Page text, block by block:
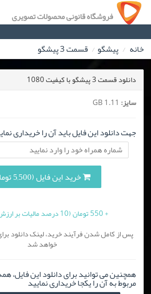
فروشگاه قانونی محصولات تصویری
خانه پیشگو قسمت 3 پیشگو
دانلود قسمت 3 پیشگو با کیفیت 1080
سایز:
جهت دانلود این فایل باید آن را خریداری
خرید این فایل (5,500 تومان)
+ 550 تومان (10 درصد مالیات بر ارزش افزوده)
پس از کامل شدن فرآیند خرید، لینک دانلود
خواهد شد
همچنین می توانید برای دانلود این فایل،
مربوط به آن را یکجا خریداری نمایید